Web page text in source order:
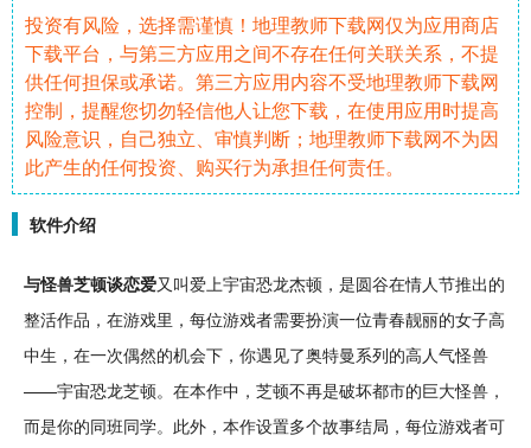
投资有风险，选择需谨慎！地理教师下载网仅为应用商店
下载平台，与第三方应用之间不存在任何关联关系，不提
供任何担保或承诺。第三方应用内容不受地理教师下载网
控制，提醒您切勿轻信他人让您下载，在使用应用时提高
风险意识，自己独立、审慎判断；地理教师下载网不为因
此产生的任何投资、购买行为承担任何责任。
软件介绍
与怪兽芝顿谈恋爱又叫爱上宇宙恐龙杰顿，是圆谷在情人节推出的
整活作品，在游戏里，每位游戏者需要扮演一位青春靓丽的女子高
中生 ，在一次偶然的机会下，你遇见了奥特曼系列的高人气怪兽
——宇宙恐龙芝顿。在本作中，芝顿不再是破坏都市的巨大怪兽，
而是你的同班同学。此外，本作设置多个故事结局，每位游戏者可